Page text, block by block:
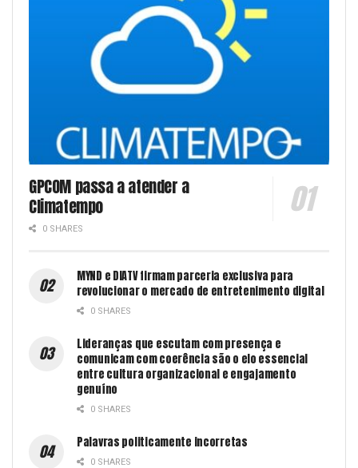
GPCOM passa a atender a
Climatempo
0 SHARES
MYND e DIATV firmam parceria exclusiva para
revolucionar o mercado de entretenimento digital
0 SHARES
Lideranças que escutam com presença e
comunicam com coerência são o elo essencial
entre cultura organizacional e engajamento
genuíno
0 SHARES
Palavras politicamente incorretas
0 SHARES